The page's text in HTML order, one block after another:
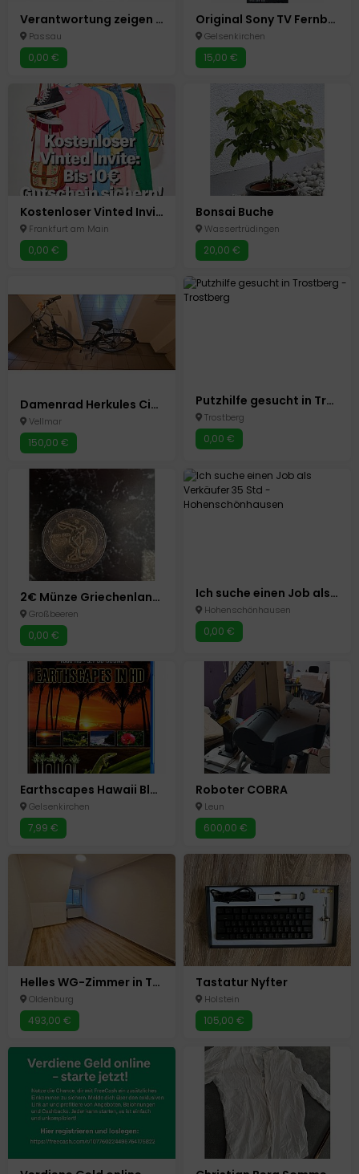
Verantwortung zeigen – mit einer Risikolebensversicherung
Passau
0,00 €
Original Sony TV Fernbedienung RM-ED062 – Ersatz Remote Control
Gelsenkirchen
15,00 €
Kostenloser Vinted Invite: 5-10 € Gutschein sichern – melde dich jetzt an!
Frankfurt am Main
0,00 €
Bonsai Buche
Wassertrüdingen
20,00 €
Damenrad Herkules City 8
Vellmar
150,00 €
Putzhilfe gesucht in Trostberg
Trostberg
0,00 €
2€ Münze Griechenland Olympia 2004 Athen.
Großbeeren
0,00 €
Ich suche einen Job als Verkäufer 35 Std
Hohenschönhausen
0,00 €
Earthscapes Hawaii Blu-ray Naturfilm 1080p DTS 5.1 Hawaii Entspannung HD
Gelsenkirchen
7,99 €
Roboter COBRA
Leun
600,00 €
Helles WG-Zimmer in Top-Lage – Ideal für Studenten in Uninähe
Oldenburg
493,00 €
Tastatur Nyfter
Holstein
105,00 €